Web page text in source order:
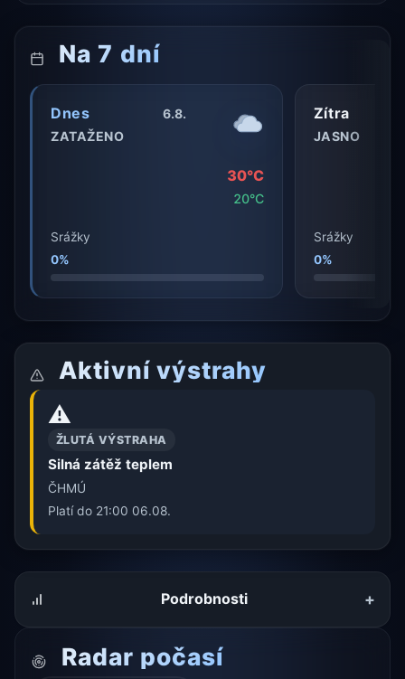
Na 7 dní
Dnes
6.8.
ZATAŽENO
30°C
20°C
Srážky
0%
Zítra
JASNO
Srážky
0%
Aktivní výstrahy
⚠️
ŽLUTÁ VÝSTRAHA
Silná zátěž teplem
ČHMÚ
Platí do 21:00 06.08.
Podrobnosti +
Radar počasí